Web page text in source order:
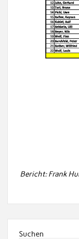
Bericht: Frank
Suchen